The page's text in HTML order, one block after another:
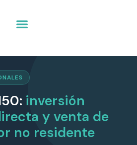
150 —
inversión
y venta de
no residente